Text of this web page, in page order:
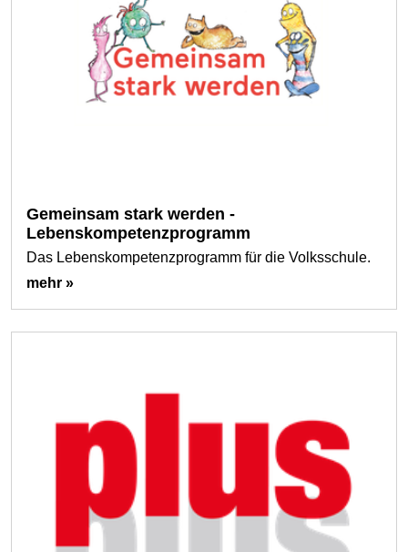
Gemeinsam stark werden -
Lebenskompetenzprogramm
Das Lebenskompetenzprogramm für die Volksschule.
mehr »